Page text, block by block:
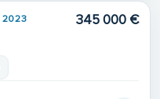
2023 345 000 €